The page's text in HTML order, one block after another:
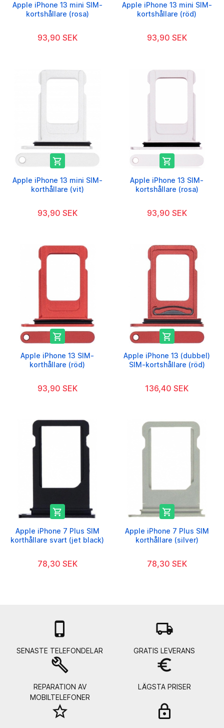
Apple iPhone 13 mini SIM-
kortshållare (rosa)
93,90 SEK
Apple iPhone 13 mini SIM-
kortshållare (röd)
93,90 SEK

Apple iPhone 13 mini SIM-
korthållare (vit)
93,90 SEK

Apple iPhone 13 SIM-
kortshållare (rosa)
93,90 SEK

Apple iPhone 13 SIM-
korthållare (röd)
93,90 SEK

Apple iPhone 13 (dubbel)
SIM-kortshållare (röd)
136,40 SEK

Apple iPhone 7 Plus SIM
korthållare svart (jet black)
78,30 SEK

Apple iPhone 7 Plus SIM
korthållare (silver)
78,30 SEK

SENASTE TELEFONDELAR
local_shipping
GRATIS LEVERANS
build
REPARATION AV
MOBILTELEFONER
euro_symbol
LÄGSTA PRISER
star_border